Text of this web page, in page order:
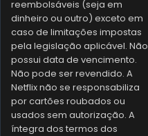
reembolsáveis (seja em
dinheiro ou outro) exceto em
caso de limitações impostas
pela legislação aplicável. Não
possui data de vencimento.
Não pode ser revendido. A
Netflix não se responsabiliza
por cartões roubados ou
usados sem autorização. A
íntegra dos termos dos